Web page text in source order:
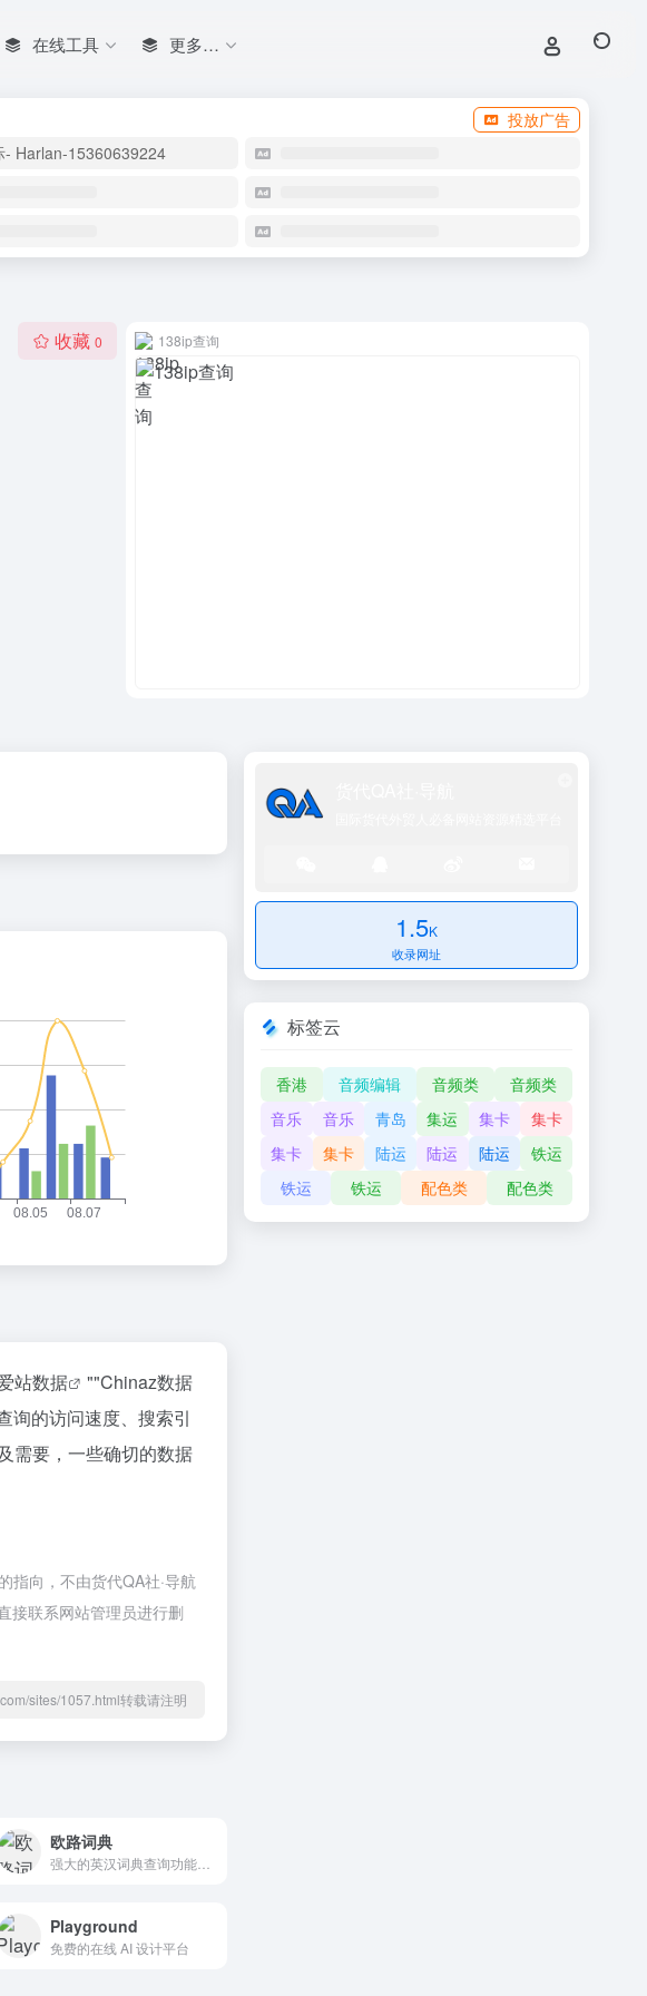
在线工具 更多…
投放广告
- Harlan-15360639224
收藏 0 138ip查询
站数据 ""Chinaz数据
询的访问速度、搜索引
需要，一些确切的数据
指向，不由货代QA社·导航
接联系网站管理员进行删
sites/1057.html转载请注明
欧路词典
Playground
免费的在线 AI 设计平台
1.5K
收录网址
标签云
香港 音频编辑 音频类
音频类
音乐
音乐 青岛 集运 集卡
集卡
集卡
集卡 陆运 陆运 陆运
铁运
铁运
铁运 配色类 配色类